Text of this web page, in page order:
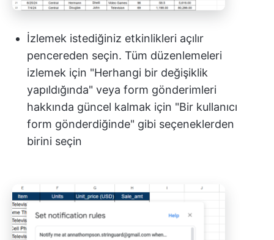
İzlemek istediğiniz etkinlikleri açılır
pencereden seçin. Tüm düzenlemeleri
izlemek için "Herhangi bir değişiklik
yapıldığında" veya form gönderimleri
hakkında güncel kalmak için "Bir kullanıcı
form gönderdiğinde" gibi seçeneklerden
birini seçin